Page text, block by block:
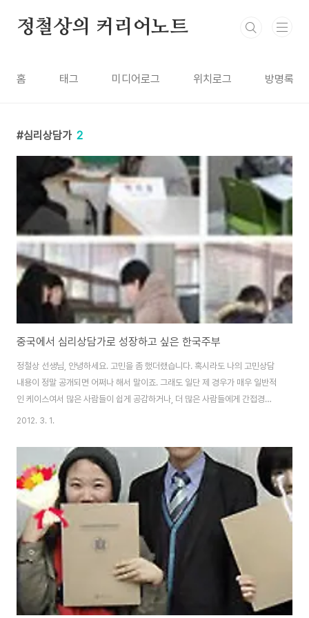
정철상의 커리어노트
홈 태그 미디어로그 위치로그 방명록
심리상담가 2
중국에서 심리상담가로 성장하고 싶은 한국주부
정철상 선생님, 안녕하세요. 고민을 좀 했더랬습니다. 혹시라도 나의 고민상담
내용이 정말 공개되면 어쩌나 해서 말이죠. 그래도 일단 제 경우가 매우 일반적
인 케이스여서 많은 사람들이 쉽게 공감하거나, 더 많은 사람들에게 간접경험
이 될 만한 내용은 아닌지라 안심을 해보며 이 메일을 보내봅니다. 그렇다고 공
쉽지 않지만 바쁘실 테니 가급적이면 보기 좋게 요약해서 이야기해보겠습니다.
저의 성향/상황을 충분히 알고 계셔야 더 좋은 조언을 해 주실 것 같아서, 제 블
로그 주소도 적어봅니다. http://blog.000 (혹시라도 공개된다면 아래 개인
신상 내지는 블로그 주소/창업상담 내용은 꼭 빼주셨으면 합니다) 1. 제 소개 저
는 30..
2012. 3. 1.